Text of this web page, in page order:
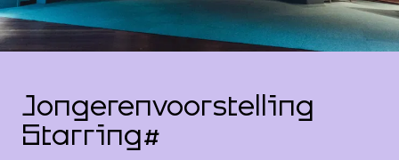
Jongerenvoorstelling
Starring#